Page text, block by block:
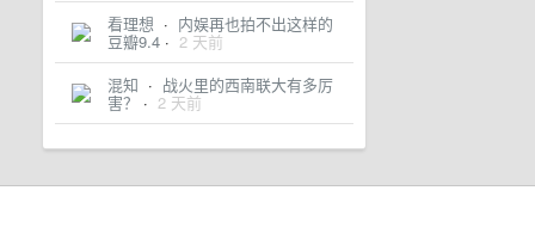
看理想 · 内娱再也拍不出这样的
豆瓣9.4 · 2 天前
混知 · 战火里的西南联大有多厉
害？ · 2 天前